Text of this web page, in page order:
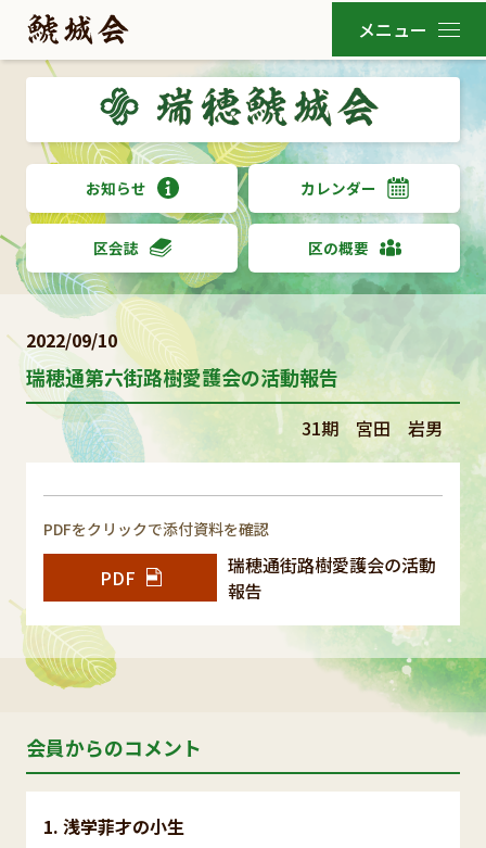
お知らせ カレンダー
区会誌 区の概要
2022/09/10
瑞穂通第六街路樹愛護会の活動報告
31期 宮田 岩男
PDFをクリックで添付資料を確認
PDF
瑞穂通街路樹愛護会の活動
報告
会員からのコメント
浅学菲才の小生